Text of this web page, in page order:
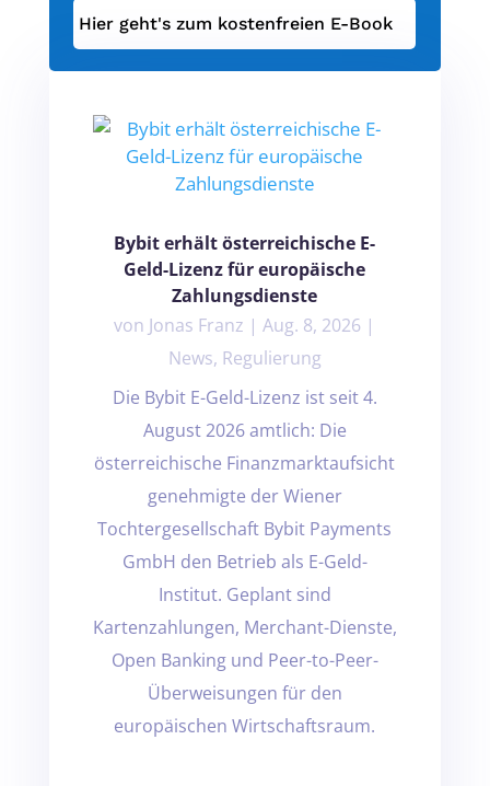
Hier geht's zum kostenfreien E-Book
Bybit erhält österreichische E-
Geld-Lizenz für europäische
Zahlungsdienste
von Jonas Franz |Aug. 8, 2026 |
News, Regulierung
Die Bybit E-Geld-Lizenz ist seit 4.
August 2026 amtlich: Die
österreichische Finanzmarktaufsicht
genehmigte der Wiener
Tochtergesellschaft Bybit Payments
GmbH den Betrieb als E-Geld-
Institut. Geplant sind
Kartenzahlungen, Merchant-Dienste,
Open Banking und Peer-to-Peer-
Überweisungen für den
europäischen Wirtschaftsraum.